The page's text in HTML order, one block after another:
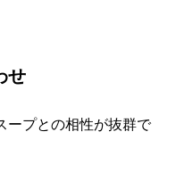
せ
ープとの相性が抜群で